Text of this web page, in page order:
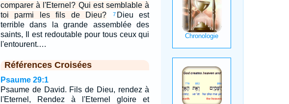
comparer à l'Eternel? Qui est semblable à
toi parmi les fils de Dieu?
7 Dieu est
terrible dans la grande assemblée des
saints, Il est redoutable pour tous ceux qui
l'entourent.…
Références Croisées
Psaume 29:1
Psaume de David. Fils de Dieu, rendez à
l'Eternel, Rendez à l'Eternel gloire et